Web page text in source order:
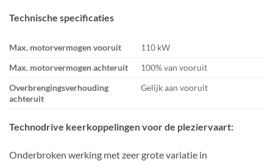
Technische specificaties
Max. motorvermogen vooruit
110 kW
Max. motorvermogen achteruit
100% van vooruit
Overbrengingsverhouding
achteruit
Gelijk aan vooruit
Technodrive keerkoppelingen voor de pleziervaart:
Onderbroken werking met zeer grote variatie in